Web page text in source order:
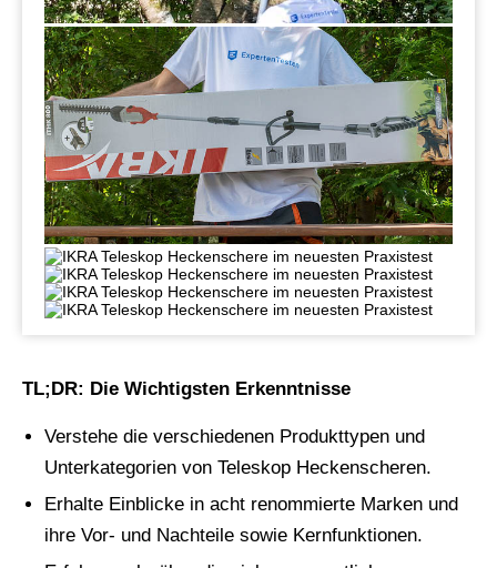
TL;DR: Die Wichtigsten Erkenntnisse
Verstehe die verschiedenen Produkttypen und
Unterkategorien von Teleskop Heckenscheren.
Erhalte Einblicke in acht renommierte Marken und
ihre Vor- und Nachteile sowie Kernfunktionen.